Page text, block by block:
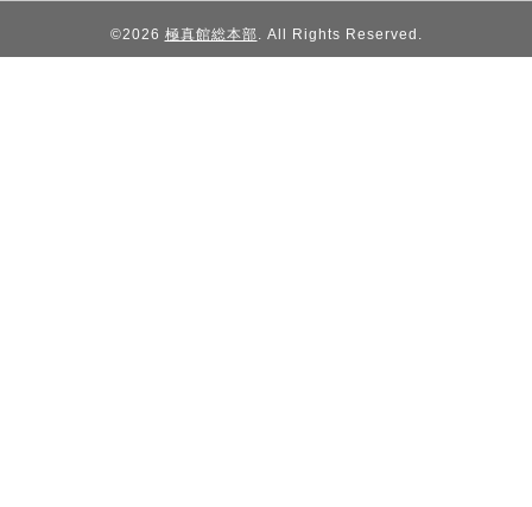
©2026 極真館総本部. All Rights Reserved.